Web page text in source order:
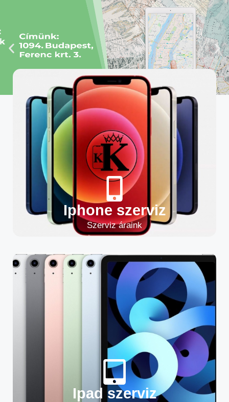
Iphone szerviz
Szerviz áraink
Ipad szerviz